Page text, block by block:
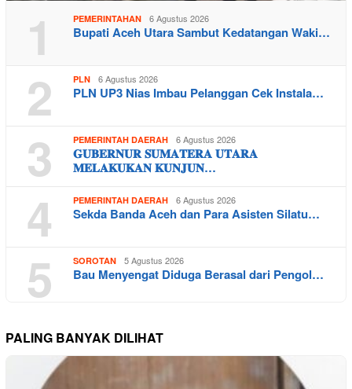
1 PEMERINTAHAN 6 Agustus 2026
Bupati Aceh Utara Sambut Kedatangan Waki…
2 PLN 6 Agustus 2026
PLN UP3 Nias Imbau Pelanggan Cek Instala…
3 PEMERINTAH DAERAH 6 Agustus 2026
𝐆𝐔𝐁𝐄𝐑𝐍𝐔𝐑 𝐒𝐔𝐌𝐀𝐓𝐄𝐑𝐀 𝐔𝐓𝐀𝐑𝐀
𝐌𝐄𝐋𝐀𝐊𝐔𝐊𝐀𝐍 𝐊𝐔𝐍𝐉𝐔𝐍…
4 PEMERINTAH DAERAH 6 Agustus 2026
Sekda Banda Aceh dan Para Asisten Silatu…
5 SOROTAN 5 Agustus 2026
Bau Menyengat Diduga Berasal dari Pengol…
PALING BANYAK DILIHAT